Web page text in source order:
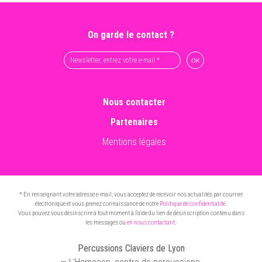
On garde le contact ?
Nous contacter
Partenaires
Mentions légales
* En renseignant votre adresse e-mail, vous acceptez de recevoir nos actualités par courrier
électronique et vous prenez connaissance de notre Politique de confidentialité.
Vous pouvez vous désinscrire à tout moment à l'aide du lien de désinscription contenu dans
les messages ou en nous contactant.
Percussions Claviers de Lyon